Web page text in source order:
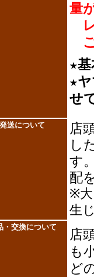
量
★
★
せ
発送について
店
し
す
配
※大
生
・交換について
店
も
ど